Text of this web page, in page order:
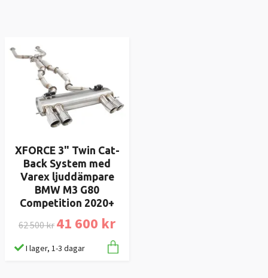
XFORCE 3" Twin Cat-
Back System med
Varex ljuddämpare
BMW M3 G80
Competition 2020+
62 500 kr 41 600 kr
I lager, 1-3 dagar